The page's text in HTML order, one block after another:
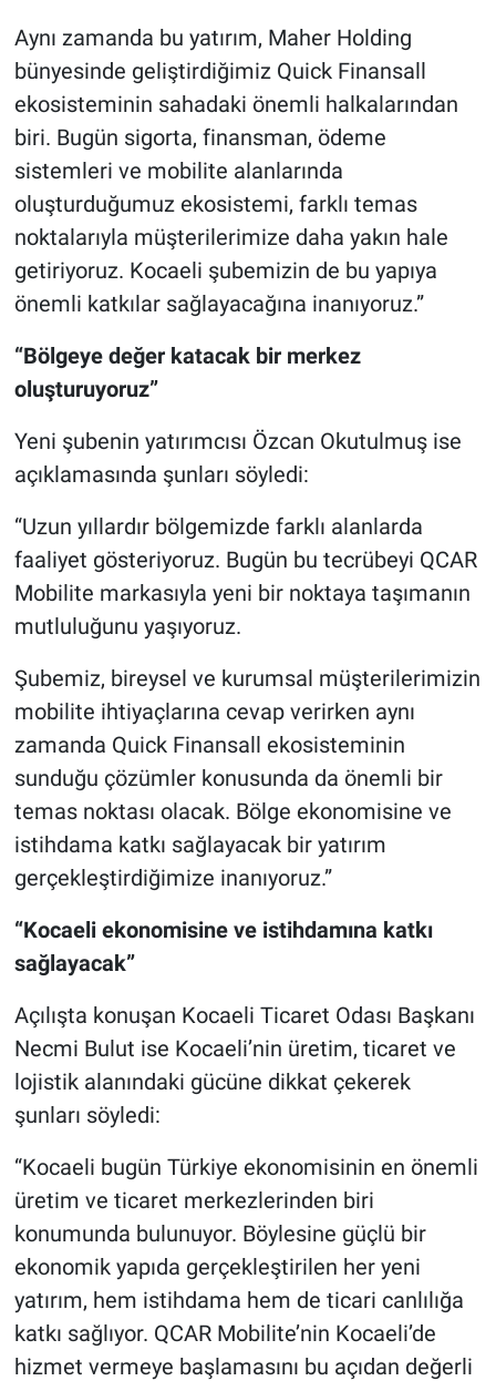
Aynı zamanda bu yatırım, Maher Holding
bünyesinde geliştirdiğimiz Quick Finansall
ekosisteminin sahadaki önemli halkalarından
biri. Bugün sigorta, finansman, ödeme
sistemleri ve mobilite alanlarında
oluşturduğumuz ekosistemi, farklı temas
noktalarıyla müşterilerimize daha yakın hale
getiriyoruz. Kocaeli şubemizin de bu yapıya
önemli katkılar sağlayacağına inanıyoruz.”
“Bölgeye değer katacak bir merkez
oluşturuyoruz”
Yeni şubenin yatırımcısı Özcan Okutulmuş ise
açıklamasında şunları söyledi:
“Uzun yıllardır bölgemizde farklı alanlarda
faaliyet gösteriyoruz. Bugün bu tecrübeyi QCAR
Mobilite markasıyla yeni bir noktaya taşımanın
mutluluğunu yaşıyoruz.
Şubemiz, bireysel ve kurumsal müşterilerimizin
mobilite ihtiyaçlarına cevap verirken aynı
zamanda Quick Finansall ekosisteminin
sunduğu çözümler konusunda da önemli bir
temas noktası olacak. Bölge ekonomisine ve
istihdama katkı sağlayacak bir yatırım
gerçekleştirdiğimize inanıyoruz.”
“Kocaeli ekonomisine ve istihdamına katkı
sağlayacak”
Açılışta konuşan Kocaeli Ticaret Odası Başkanı
Necmi Bulut ise Kocaeli’nin üretim, ticaret ve
lojistik alanındaki gücüne dikkat çekerek
şunları söyledi:
“Kocaeli bugün Türkiye ekonomisinin en önemli
üretim ve ticaret merkezlerinden biri
konumunda bulunuyor. Böylesine güçlü bir
ekonomik yapıda gerçekleştirilen her yeni
yatırım, hem istihdama hem de ticari canlılığa
katkı sağlıyor. QCAR Mobilite’nin Kocaeli’de
hizmet vermeye başlamasını bu açıdan değerli